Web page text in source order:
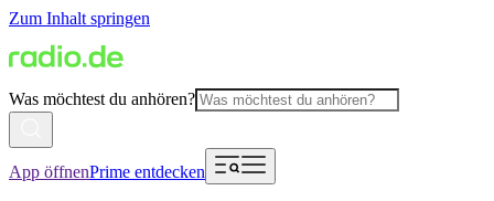
Zum Inhalt springen
Was möchtest du anhören?
App öffnenPrime entdecken